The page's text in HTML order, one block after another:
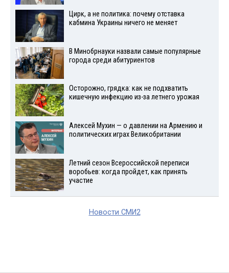
Цирк, а не политика: почему отставка
кабмина Украины ничего не меняет
В Минобрнауки назвали самые популярные
города среди абитуриентов
Осторожно, грядка: как не подхватить
кишечную инфекцию из-за летнего урожая
Алексей Мухин — о давлении на Армению и
политических играх Великобритании
Летний сезон Всероссийской переписи
воробьев: когда пройдет, как принять
участие
Новости СМИ2